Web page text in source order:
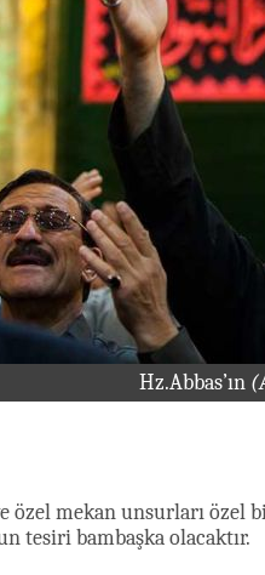
Hz.Abbas’ın
özel mekan unsurları özel
tesiri bambaşka olacaktır.